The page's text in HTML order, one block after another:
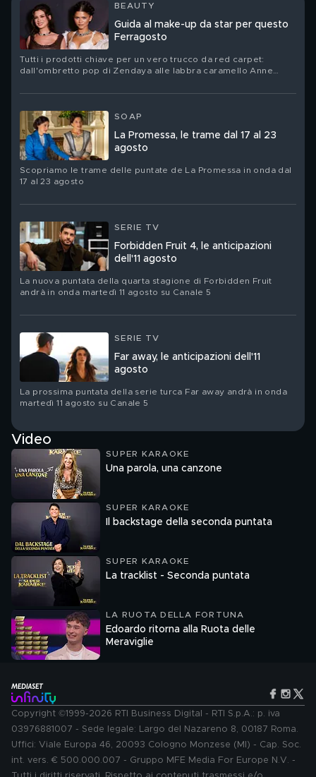
BEAUTY
Guida al make-up da star per questo
Ferragosto
Tutti i prodotti chiave per un vero trucco da red carpet:
dall'ombretto pop di Zendaya alle labbra caramello Anne
SOAP
La Promessa, le trame dal 17 al 23
agosto
Scopriamo le trame delle puntate de La Promessa in onda dal
17 al 23 agosto
SERIE TV
Forbidden Fruit 4, le anticipazioni
dell'11 agosto
La nuova puntata della quarta stagione di Forbidden Fruit
andrà in onda martedì 11 agosto su Canale 5
SERIE TV
Far away, le anticipazioni dell'11
agosto
La prossima puntata della serie turca Far away andrà in onda
martedì 11 agosto su Canale 5
Video
SUPER KARAOKE
Una parola, una canzone
SUPER KARAOKE
Il backstage della seconda puntata
SUPER KARAOKE
La tracklist - Seconda puntata
LA RUOTA DELLA FORTUNA
Edoardo ritorna alla Ruota delle
Meraviglie
Copyright ©1999-2026 RTI Business Digital - RTI S.p.A.: p. iva
03976881007 - Sede legale: Largo del Nazareno 8, 00187 Roma.
Uffici: Viale Europa 46, 20093 Cologno Monzese (MI) - Cap. Soc.
int. vers. € 500.000.007 - Gruppo MFE Media For Europe N.V. -